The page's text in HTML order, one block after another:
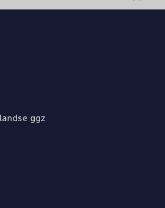
ggz